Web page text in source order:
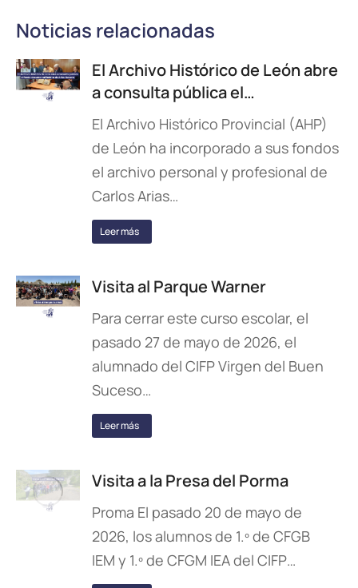
Noticias relacionadas
El Archivo Histórico de León abre
a consulta pública el…
El Archivo Histórico Provincial (AHP)
de León ha incorporado a sus fondos
el archivo personal y profesional de
Carlos Arias…
Leer más
Visita al Parque Warner
Para cerrar este curso escolar, el
pasado 27 de mayo de 2026, el
alumnado del CIFP Virgen del Buen
Suceso…
Leer más
Visita a la Presa del Porma
Proma El pasado 20 de mayo de
2026, los alumnos de 1.º de CFGB
IEM y 1.º de CFGM IEA del CIFP…